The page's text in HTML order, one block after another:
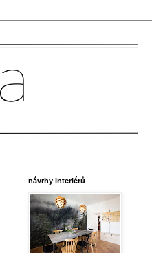
návrhy interiérů